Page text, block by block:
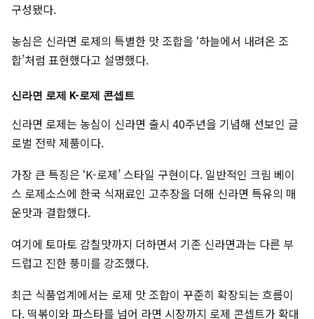
구성됐다.
농심은 신라면 로제의 특별한 맛 조합을 ‘하늘에서 내려온 조
합’처럼 표현했다고 설명했다.
신라면 로제 K-로제 콘셉트
신라면 로제는 농심이 신라면 출시 40주년을 기념해 선보인 글
로벌 전략 제품이다.
가장 큰 특징은 ‘K-로제’ 스타일 구현이다. 일반적인 크림 베이
스 로제소스에 한국 식재료인 고추장을 더해 신라면 특유의 매
운맛과 결합했다.
여기에 토마토 감칠맛까지 더하면서 기존 신라면과는 다른 부
드럽고 진한 풍미를 강조했다.
최근 식품업계에서는 로제 맛 조합이 꾸준히 확장되는 흐름이
다. 떡볶이와 파스타를 넘어 라면 시장까지 로제 콘셉트가 확대